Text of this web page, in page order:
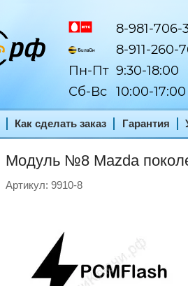
Как сделать заказ Гарантия
8-981-706-
8-911-260-
Пн-Пт 9:30-18:00
Сб-Вс
10:00-17:00
Модуль №8 Mazda
Артикул: 9910-8